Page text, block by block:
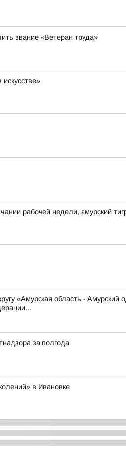
звание «Ветеран труда»
рабочей недели, амурский
«Амурская область -
за полгода
в Ивановке